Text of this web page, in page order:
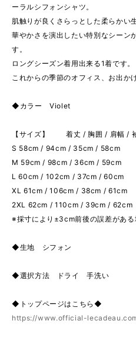
ーラルシフォンシャツ。
肌触りが良くさらっとした柔らかい
華やかさを演出したい特別なシーン
す。
ロングシーズン着用出来る1着です。
これからの季節のオフィス、お出
◆カラー Violet
【サイズ】 着丈 / 胸囲 / 肩幅 /
S 58cm / 94cm / 35cm / 58cm
M 59cm / 98cm / 36cm / 59cm
L 60cm / 102cm / 37cm / 60cm
XL 61cm / 106cm / 38cm / 61cm
2XL 62cm / 110cm / 39cm / 62cm
※採寸により±3cm前後の誤差がある
◆生地 シフォン
◆選択方法 ドライ 手洗い
◆トップページはこちら◆
https://www.official-